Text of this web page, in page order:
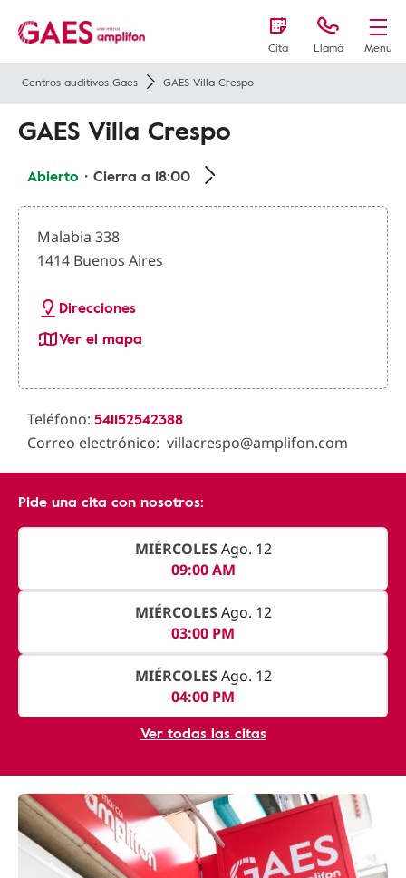
Cita Llamá Menu
Centros auditivos Gaes GAES Villa Crespo
GAES Villa Crespo
Abierto ・Cierra a 18:00
Malabia 338
1414 Buenos Aires
Direcciones
Ver el mapa
Teléfono: 541152542388
Correo electrónico: villacrespo@amplifon.com
Pide una cita con nosotros:
MIÉRCOLES Ago. 12
09:00 AM
MIÉRCOLES Ago. 12
03:00 PM
MIÉRCOLES Ago. 12
04:00 PM
Ver todas las citas